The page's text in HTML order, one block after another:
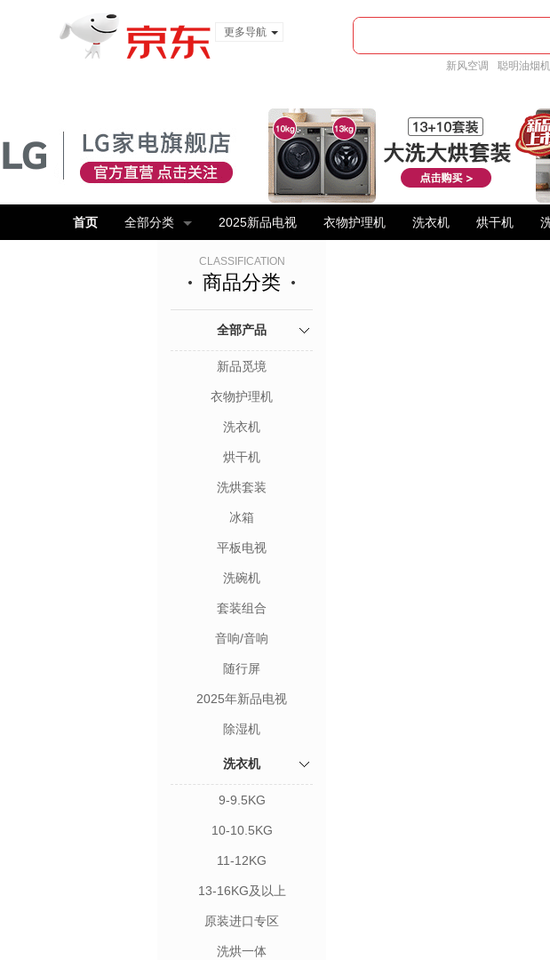
更多导航
新风空调 聪明油烟机
首页 全部分类 2025新品电视 衣物护理机 洗衣机 烘干机
CLASSIFICATION
商品分类
全部产品
新品觅境
衣物护理机
洗衣机
烘干机
洗烘套装
冰箱
平板电视
洗碗机
套装组合
音响/音响
随行屏
2025年新品电视
除湿机
洗衣机
9-9.5KG
10-10.5KG
11-12KG
13-16KG及以上
原装进口专区
洗烘一体